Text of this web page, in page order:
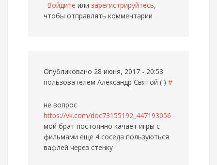
Войдите или зарегистрируйтесь,
чтобы отправлять комментарии
Опубликовано 28 июня, 2017 - 20:53
пользователем Александр Святой ( ) #
не вопрос
https://vk.com/doc73155192_447193056
мой брат постоянно качает игры с
фильмами еще 4 соседа пользуються
вафлей через стенку